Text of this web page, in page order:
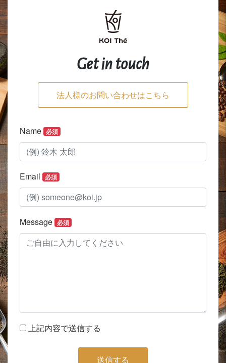
Get in touch
法人様のお問い合わせはこちら
Name 必須
Email 必須
Message 必須
上記内容で送信する